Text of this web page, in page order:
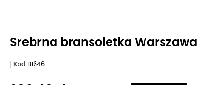
Srebrna bransoletka Warszawa
Kod B1646